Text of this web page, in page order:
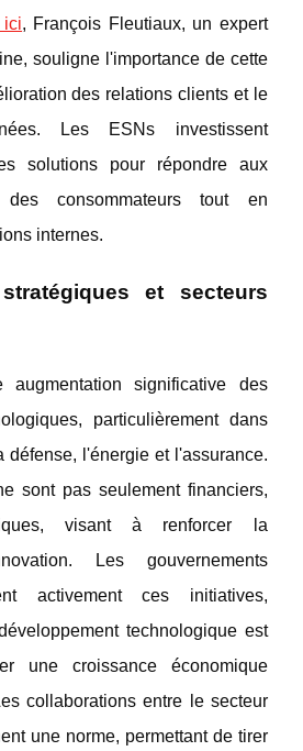
ici, François Fleutiaux, un expert
souligne l'importance de cette
des relations clients et le
Les ESNs investissent
solutions pour répondre aux
des consommateurs tout en
internes.
et secteurs
augmentation significative des
particulièrement dans
défense, l'énergie et l'assurance.
sont pas seulement financiers,
visant à renforcer la
Les gouvernements
activement ces initiatives,
technologique est
une croissance économique
collaborations entre le secteur
une norme, permettant de tirer